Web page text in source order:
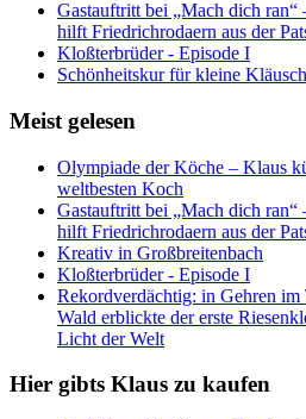
Gastauftritt bei „Mach dich ran“
hilft Friedrichrodaern aus der
Kloßterbrüder - Episode I
Schönheitskur für kleine
Meist gelesen
Olympiade der Köche – Klaus
weltbesten Koch
Gastauftritt bei „Mach dich ran“
hilft Friedrichrodaern aus der
Kreativ in Großbreitenbach
Kloßterbrüder - Episode I
Rekordverdächtig: in Gehren im
Wald erblickte der erste
Licht der Welt
Hier gibts Klaus zu kaufen